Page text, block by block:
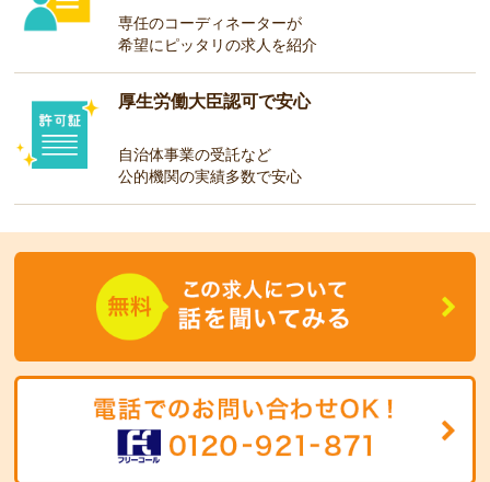
専任のコーディネーターが
希望にピッタリの求人を紹介
厚生労働大臣認可で安心
自治体事業の受託など
公的機関の実績多数で安心